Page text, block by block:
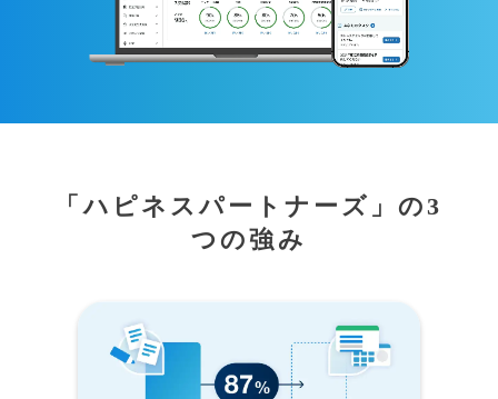
「ハピネスパートナーズ」の3
つの強み